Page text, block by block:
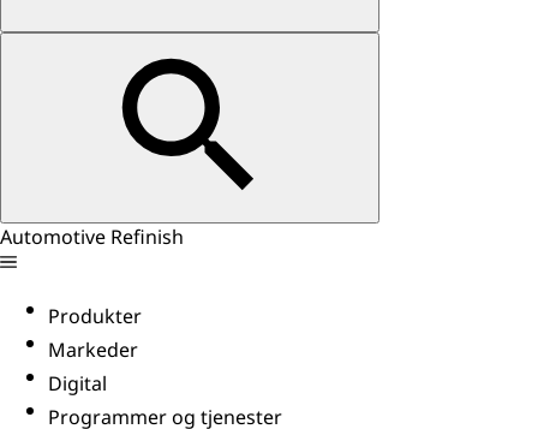
Automotive Refinish
Produkter
Markeder
Digital
Programmer og tjenester